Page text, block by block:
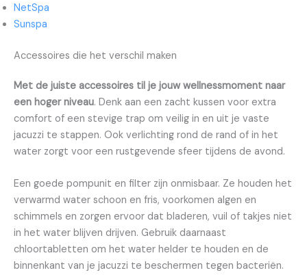
NetSpa
Sunspa
Accessoires die het verschil maken
Met de juiste accessoires til je jouw wellnessmoment naar
een hoger niveau. Denk aan een zacht kussen voor extra
comfort of een stevige trap om veilig in en uit je vaste
jacuzzi te stappen. Ook verlichting rond de rand of in het
water zorgt voor een rustgevende sfeer tijdens de avond.
Een goede pompunit en filter zijn onmisbaar. Ze houden het
verwarmd water schoon en fris, voorkomen algen en
schimmels en zorgen ervoor dat bladeren, vuil of takjes niet
in het water blijven drijven. Gebruik daarnaast
chloortabletten om het water helder te houden en de
binnenkant van je jacuzzi te beschermen tegen bacteriën.